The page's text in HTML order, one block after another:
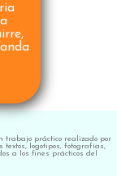
trabajo práctico realizado por
logotipos, fotografías,
a los fines prácticos del